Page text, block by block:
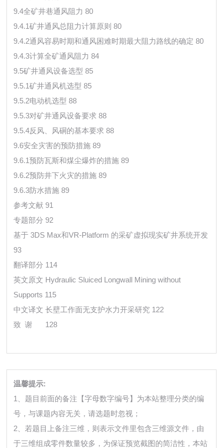
9.4全矿井巷通风阻力 80
9.4.1矿井通风总阻力计算原则 80
9.4.2通风容易时期和通风困难时期最大阻力路线的确定 80
9.4.3计算全矿通风阻力 84
9.5矿井通风设备选型 85
9.5.1矿井通风机选型 85
9.5.2电动机选型 88
9.5.3对矿井通风设备要求 88
9.5.4反风、风硐的基本要求 88
9.6安全灾害的预防措施 89
9.6.1预防瓦斯和煤尘爆炸的措施 89
9.6.2预防井下火灾的措施 89
9.6.3防水措施 89
参考文献 91
专题部分 92
基于 3DS Max和VR-Platform 的采矿虚拟现实矿井系统开发
93
翻译部分 114
英文原文 Hydraulic Sluiced Longwall Mining without
Supports 115
中文译文 长壁工作面无支护水力开采研究 122
致 谢
128
温馨提示:
1、题目前面的备注【字母数字编号】为本站整理分类的编
号，与课题内容无关，请选题时忽视；
2、若题目上备注三维，则表示文件里包含三维源文件，由
于三维组成零件数量较多，为保证预览截图的简洁性，本站